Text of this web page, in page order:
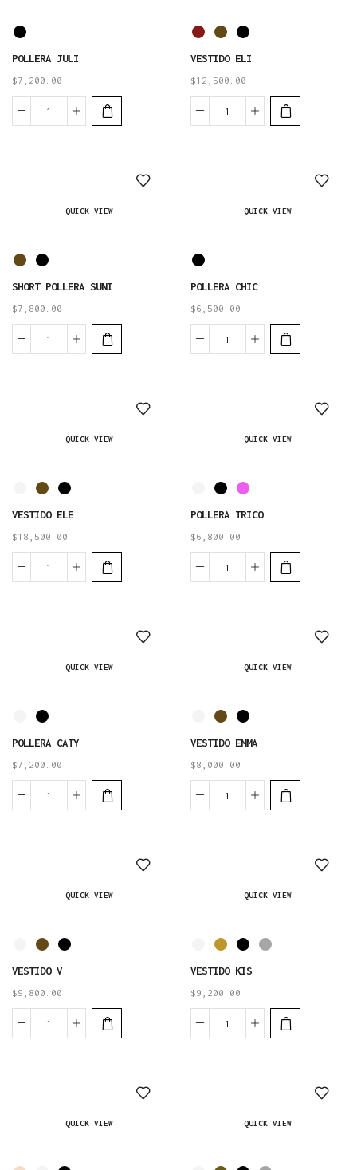
POLLERA JULI
$7,200.00
VESTIDO ELI
$12,500.00
QUICK VIEW
SHORT POLLERA SUNI
$7,800.00
QUICK VIEW
POLLERA CHIC
$6,500.00
QUICK VIEW
VESTIDO ELE
$18,500.00
QUICK VIEW
POLLERA TRICO
$6,800.00
QUICK VIEW
POLLERA CATY
$7,200.00
QUICK VIEW
VESTIDO EMMA
$8,000.00
QUICK VIEW
VESTIDO V
$9,800.00
QUICK VIEW
VESTIDO KIS
$9,200.00
QUICK VIEW QUICK VIEW